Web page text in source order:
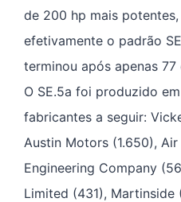
de 200 hp mais
efetivamente o padrão
terminou após apenas
O SE.5a foi produzido
fabricantes a seguir:
Austin Motors (1.650),
Engineering Company
Limited (431),